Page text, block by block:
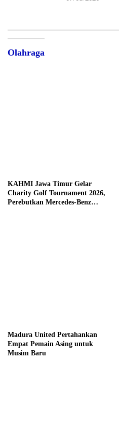
Olahraga
KAHMI Jawa Timur Gelar
Charity Golf Tournament 2026,
Perebutkan Mercedes-Benz
Madura United Pertahankan
Empat Pemain Asing untuk
Musim Baru